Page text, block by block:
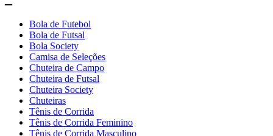
Bola de Futebol
Bola de Futsal
Bola Society
Camisa de Seleções
Chuteira de Campo
Chuteira de Futsal
Chuteira Society
Chuteiras
Tênis de Corrida
Tênis de Corrida Feminino
Tênis de Corrida Masculino